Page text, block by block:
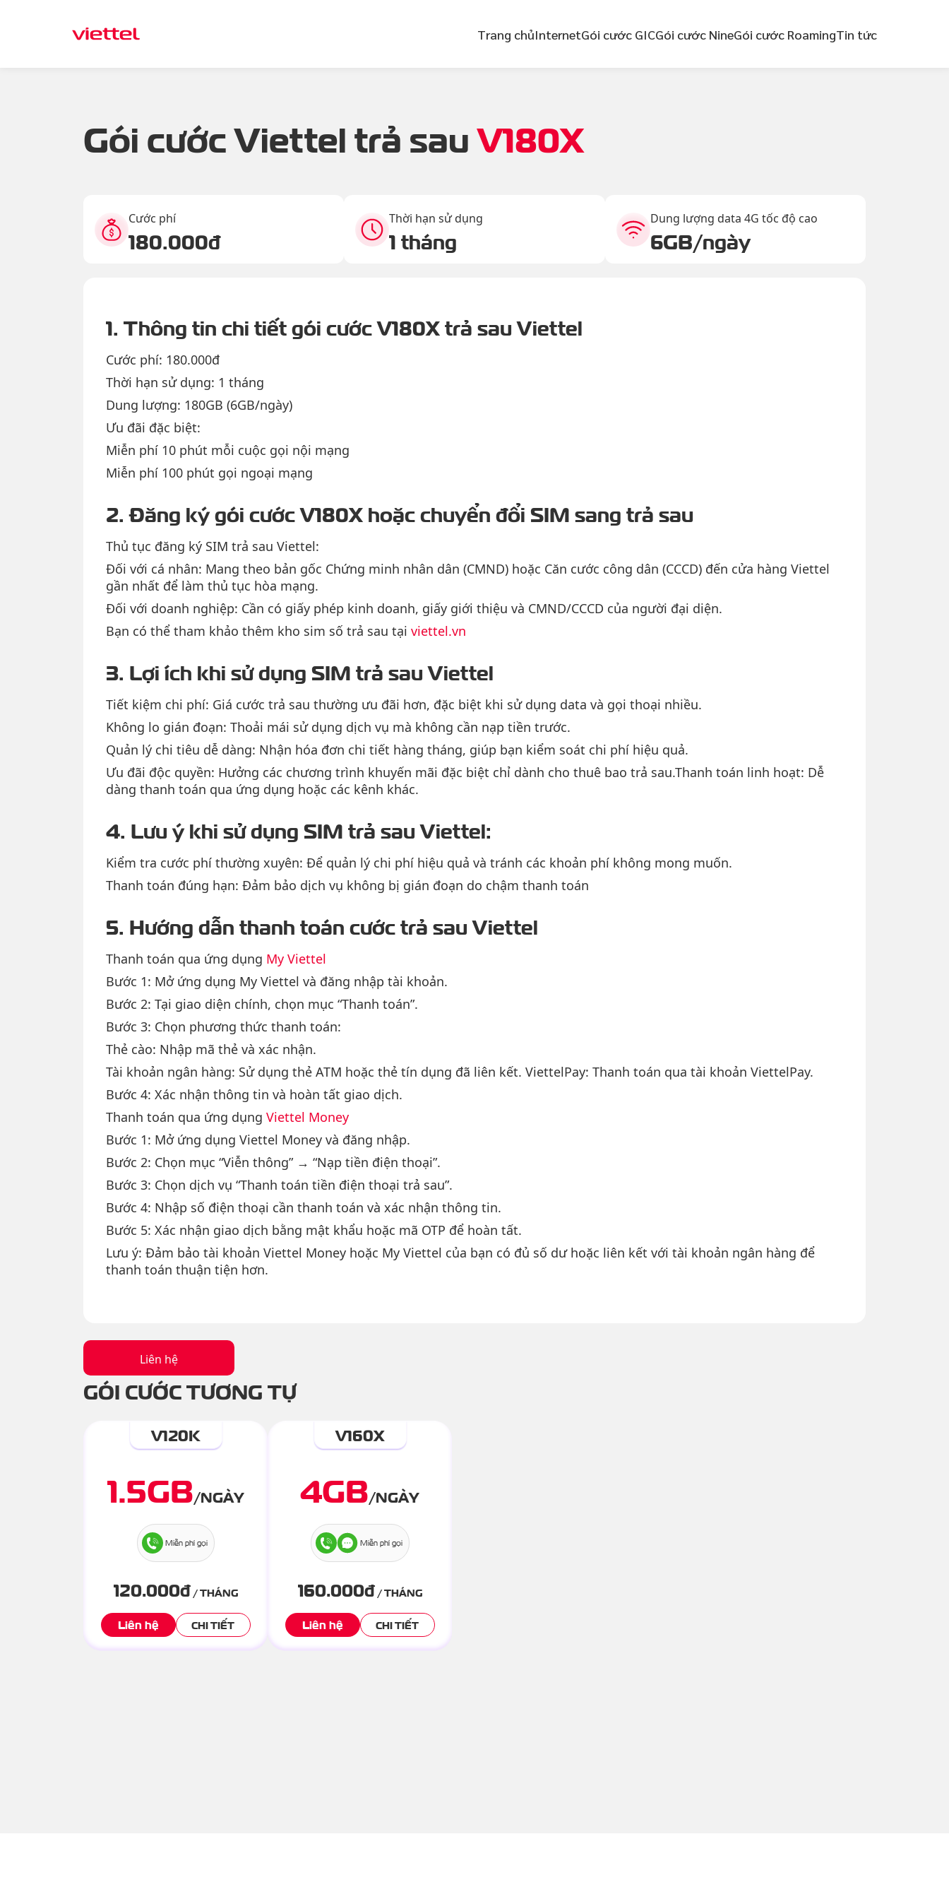
Trang chủInternetGói cước GICGói cước NineGói cước RoamingTin tức
Gói cước Viettel trả sauV180X
Cước phí
180.000đ
Thời hạn sử dụng
1 tháng
Dung lượng data 4G tốc độ cao
6GB/ngày
1. Thông tin chi tiết gói cước V180X trả sau Viettel
Cước phí: 180.000đ
Thời hạn sử dụng: 1 tháng
Dung lượng: 180GB (6GB/ngày)
Ưu đãi đặc biệt:
Miễn phí 10 phút mỗi cuộc gọi nội mạng
Miễn phí 100 phút gọi ngoại mạng
2. Đăng ký gói cước V180X hoặc chuyển đổi SIM sang trả sau
Thủ tục đăng ký SIM trả sau Viettel:
Đối với cá nhân: Mang theo bản gốc Chứng minh nhân dân (CMND) hoặc Căn cước công dân (CCCD) đến cửa hàng Viettel
gần nhất để làm thủ tục hòa mạng.
Đối với doanh nghiệp: Cần có giấy phép kinh doanh, giấy giới thiệu và CMND/CCCD của người đại diện.
Bạn có thể tham khảo thêm kho sim số trả sau tại viettel.vn
3. Lợi ích khi sử dụng SIM trả sau Viettel
Tiết kiệm chi phí: Giá cước trả sau thường ưu đãi hơn, đặc biệt khi sử dụng data và gọi thoại nhiều.
Không lo gián đoạn: Thoải mái sử dụng dịch vụ mà không cần nạp tiền trước.
Quản lý chi tiêu dễ dàng: Nhận hóa đơn chi tiết hàng tháng, giúp bạn kiểm soát chi phí hiệu quả.
Ưu đãi độc quyền: Hưởng các chương trình khuyến mãi đặc biệt chỉ dành cho thuê bao trả sau.Thanh toán linh hoạt: Dễ
dàng thanh toán qua ứng dụng hoặc các kênh khác.
4. Lưu ý khi sử dụng SIM trả sau Viettel:
Kiểm tra cước phí thường xuyên: Để quản lý chi phí hiệu quả và tránh các khoản phí không mong muốn.
Thanh toán đúng hạn: Đảm bảo dịch vụ không bị gián đoạn do chậm thanh toán
5. Hướng dẫn thanh toán cước trả sau Viettel
Thanh toán qua ứng dụng My Viettel
Bước 1: Mở ứng dụng My Viettel và đăng nhập tài khoản.
Bước 2: Tại giao diện chính, chọn mục “Thanh toán”.
Bước 3: Chọn phương thức thanh toán:
Thẻ cào: Nhập mã thẻ và xác nhận.
Tài khoản ngân hàng: Sử dụng thẻ ATM hoặc thẻ tín dụng đã liên kết. ViettelPay: Thanh toán qua tài khoản ViettelPay.
Bước 4: Xác nhận thông tin và hoàn tất giao dịch.
Thanh toán qua ứng dụng Viettel Money
Bước 1: Mở ứng dụng Viettel Money và đăng nhập.
Bước 2: Chọn mục “Viễn thông” → “Nạp tiền điện thoại”.
Bước 3: Chọn dịch vụ “Thanh toán tiền điện thoại trả sau”.
Bước 4: Nhập số điện thoại cần thanh toán và xác nhận thông tin.
Bước 5: Xác nhận giao dịch bằng mật khẩu hoặc mã OTP để hoàn tất.
Lưu ý: Đảm bảo tài khoản Viettel Money hoặc My Viettel của bạn có đủ số dư hoặc liên kết với tài khoản ngân hàng để
thanh toán thuận tiện hơn.
Liên hệ
GÓI CƯỚC TƯƠNG TỰ
V120K
1.5GB/NGÀY
Miễn phí gọi
120.000đ / THÁNG
Liên hệ CHI TIẾT
V160X
4GB/NGÀY
Miễn phí gọi
160.000đ / THÁNG
Liên hệ CHI TIẾT